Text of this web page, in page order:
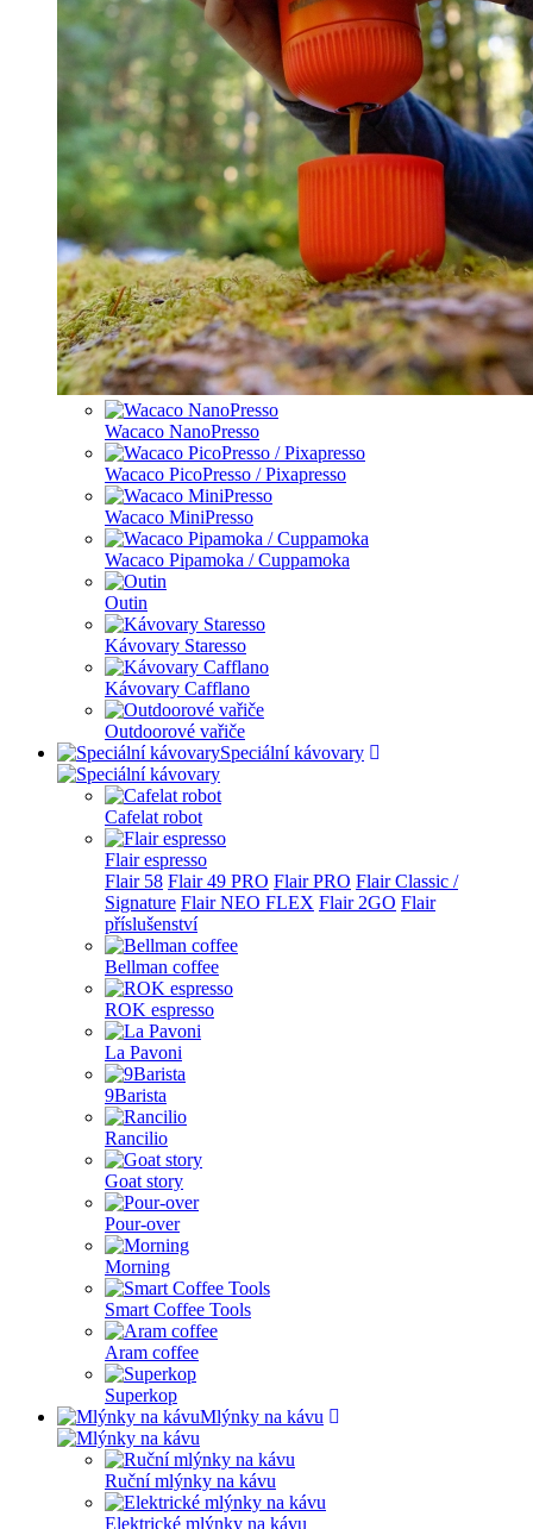
Wacaco NanoPresso
Wacaco PicoPresso / Pixapresso
Wacaco MiniPresso
Wacaco Pipamoka / Cuppamoka
Outin
Kávovary Staresso
Kávovary Cafflano
Outdoorové vařiče
Speciální kávovary
Cafelat robot
Flair espresso
Flair 58 Flair 49 PRO Flair PRO Flair Classic /
Signature Flair NEO FLEX Flair 2GO Flair
příslušenství
Bellman coffee
ROK espresso
La Pavoni
9Barista
Rancilio
Goat story
Pour-over
Morning
Smart Coffee Tools
Aram coffee
Superkop
Mlýnky na kávu
Ruční mlýnky na kávu
Elektrické mlýnky na kávu